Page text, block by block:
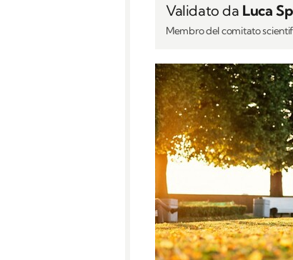
Validato da Luca
Membro del comitato